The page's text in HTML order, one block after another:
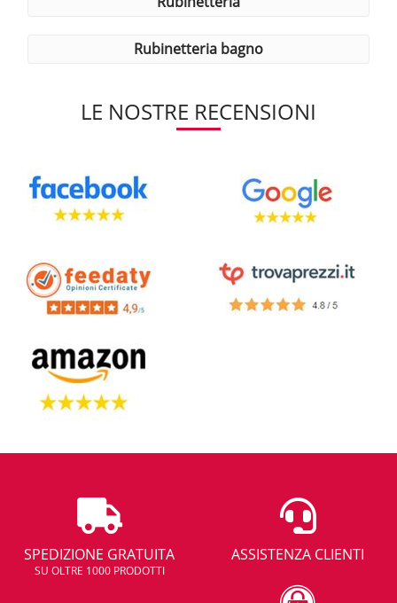
rubinetteria bagno
LE NOSTRE RECENSIONI
SPEDIZIONE GRATUITA
SU OLTRE 1000 PRODOTTI
ASSISTENZA CLIENTI